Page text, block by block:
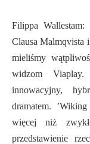
Filippa Wallestam:
Clausa Malmqvista
mieliśmy
widzom
innowacyjny,
dramatem.
więcej niż
przedstawienie